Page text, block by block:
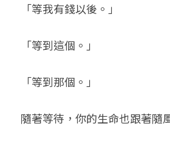
「等我有錢以後。」
「等到這個。」
「等到那個。」
隨著等待，你的生命也跟著隨